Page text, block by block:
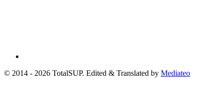
© 2014 - 2026 TotalSUP. Edited & Translated by Mediateo